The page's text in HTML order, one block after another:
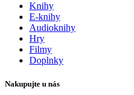
Knihy
E-knihy
Audioknihy
Hry
Filmy
Doplnky
Nakupujte u nás